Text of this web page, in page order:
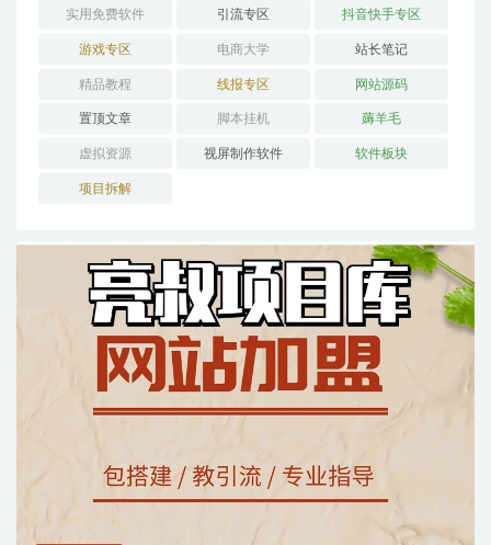
实用免费软件 引流专区 抖音快手专区
游戏专区 电商大学 站长笔记
精品教程 线报专区 网站源码
置顶文章 脚本挂机 薅羊毛
虚拟资源 视屏制作软件 软件板块
项目拆解